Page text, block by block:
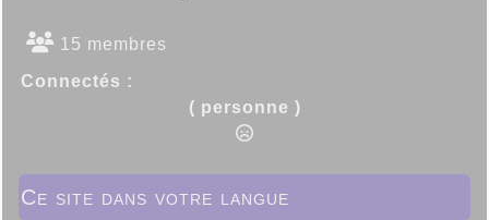
15 membres
Connectés :
( personne )
Ce site dans votre langue